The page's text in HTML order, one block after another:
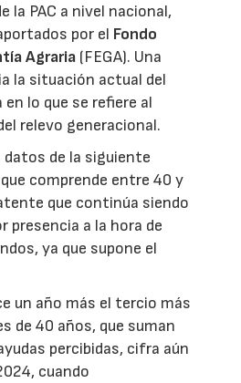
la PAC a nivel nacional,
por el Fondo
Agraria (FEGA). Una
la situación actual del
en lo que se refiere al
relevo generacional.
datos de la siguiente
comprende entre 40 y
que continúa siendo
presencia a la hora de
ya que supone el
un año más el tercio más
de 40 años, que suman
percibidas, cifra aún
cuando